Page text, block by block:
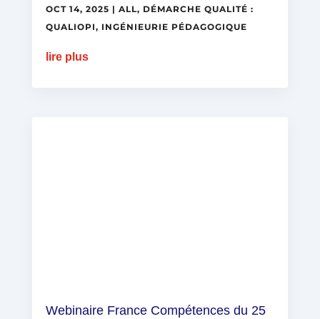
OCT 14, 2025 | ALL, DÉMARCHE QUALITÉ :
QUALIOPI, INGÉNIEURIE PÉDAGOGIQUE
lire plus
Webinaire France Compétences du 25